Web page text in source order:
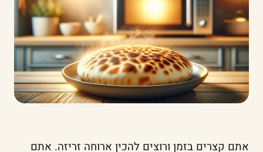
אתם קצרים בזמן ורוצים להכין ארוחה זריזה. אתם